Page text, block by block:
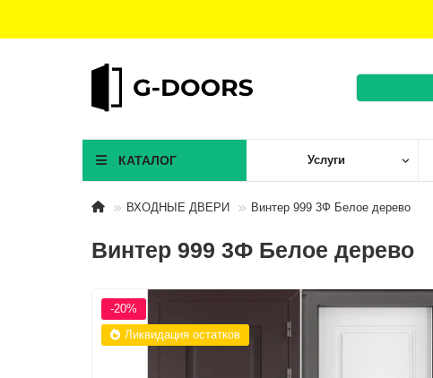
КАТАЛОГ Услуги
ВХОДНЫЕ ДВЕРИ Винтер 999 3Ф Белое дерево
Винтер 999 3Ф Белое дерево
-20%
Ликвидация остатков